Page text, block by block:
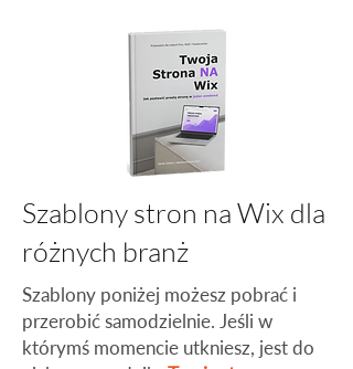
Szablony stron na Wix dla
różnych branż
​Szablony poniżej możesz pobrać i
przerobić samodzielnie. Jeśli w
którymś momencie utkniesz, jest do